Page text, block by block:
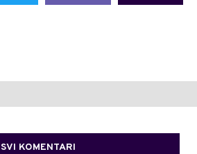
SVI KOMENTARI